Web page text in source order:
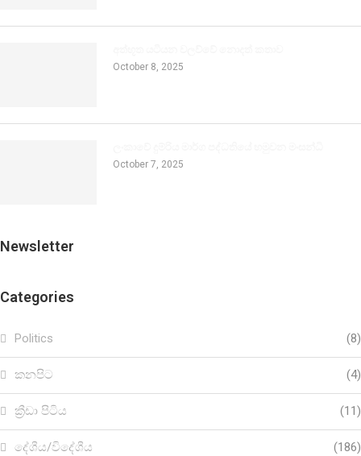
October 8, 2025
October 7, 2025
Newsletter
Categories
Politics (8)
කනපිට (4)
ක්‍රීඩා පිටිය (11)
දේශීය/විදේශීය (186)